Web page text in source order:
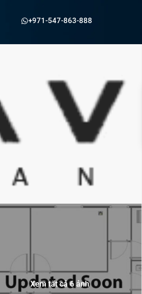
+971-547-863-888
Xem tất cả 6 ảnh